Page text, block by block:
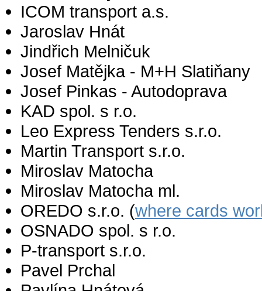
ICOM transport a.s.
Jaroslav Hnát
Jindřich Melničuk
Josef Matějka - M+H Slatiňany
Josef Pinkas - Autodoprava
KAD spol. s r.o.
Leo Express Tenders s.r.o.
Martin Transport s.r.o.
Miroslav Matocha
Miroslav Matocha ml.
OREDO s.r.o. (where cards
OSNADO spol. s r.o.
P-transport s.r.o.
Pavel Prchal